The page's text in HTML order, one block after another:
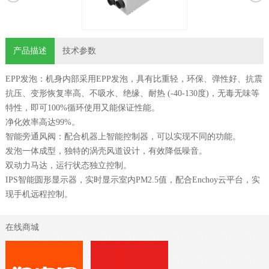
产品描述 技术参数
EPP发泡：机身内部采用EPP发泡，具有比重轻，环保、弹性好、抗震
抗压、变形恢复率高、不吸水、绝缘、耐热 (-40-130度)，无毒无味等
特性，即可100%循环使用又能保证性能。
净化效率高达99%。
智能旁通风阀：配合机器上智能控制器，可以实现不同的功能。
发泡一体成型，独特的涡壳风道设计，有效降低噪音。
双动力马达，运行状态独立控制。
IPS智能圆形显示器，实时显示室内PM2.5值，配合Enchoy云平台，实
现手机远程控制。
在线商城